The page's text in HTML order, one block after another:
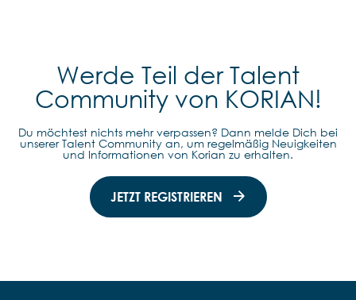
Werde Teil der Talent
Community von KORIAN!
Du möchtest nichts mehr verpassen? Dann melde Dich bei
unserer Talent Community an, um regelmäßig Neuigkeiten
und Informationen von Korian zu erhalten.
JETZT REGISTRIEREN